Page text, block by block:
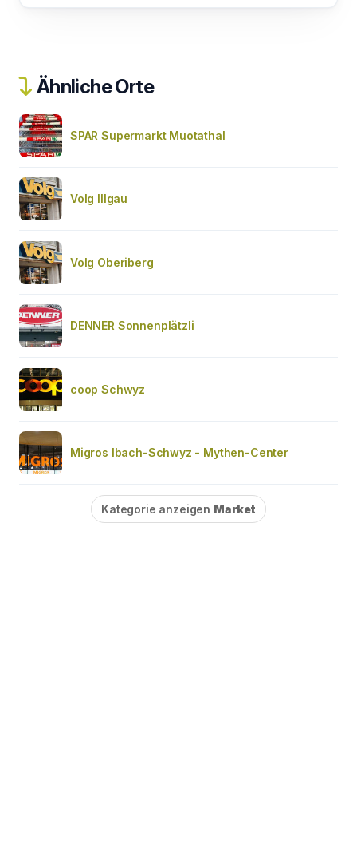
Ähnliche Orte
SPAR Supermarkt Muotathal
Volg Illgau
Volg Oberiberg
DENNER Sonnenplätzli
coop Schwyz
Migros Ibach-Schwyz - Mythen-Center
Kategorie anzeigen Market